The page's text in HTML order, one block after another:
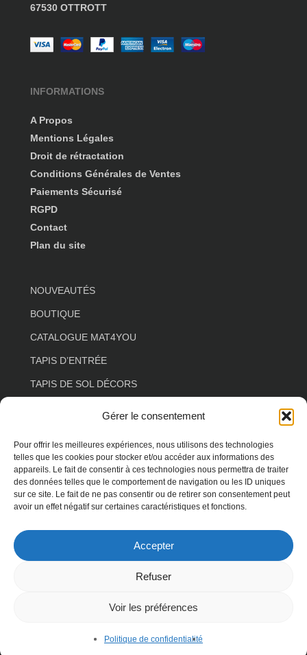
Gérer le consentement
Pour offrir les meilleures expériences, nous utilisons des technologies
telles que les cookies pour stocker et/ou accéder aux informations des
appareils. Le fait de consentir à ces technologies nous permettra de traiter
des données telles que le comportement de navigation ou les ID uniques
sur ce site. Le fait de ne pas consentir ou de retirer son consentement peut
avoir un effet négatif sur certaines caractéristiques et fonctions.
Accepter
Refuser
Voir les préférences
Politique de confidentialité
67530 OTTROTT
INFORMATIONS
A Propos
Mentions Légales
Droit de rétractation
Conditions Générales de Ventes
Paiements Sécurisé
RGPD
Contact
Plan du site
NOUVEAUTÉS
BOUTIQUE
CATALOGUE MAT4YOU
TAPIS D’ENTRÉE
TAPIS DE SOL DÉCORS
TAPIS DE SOL SALON
TAPIS DE SOL FLORAL
TAPIS DE SOL FORME SPÉCIALE
TAPIS DE SOL TERRASSE